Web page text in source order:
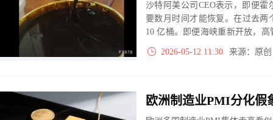
沙特阿美公司CEO表示，即便
要数月时间才能恢复。在过去两
10 亿桶。即便海峡重新开放，
油库存以及耗尽的储备意味着
数月之久。
2026-05-12 11:30 来源：原